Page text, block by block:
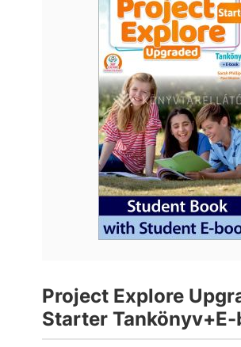
Project Explore
Starter